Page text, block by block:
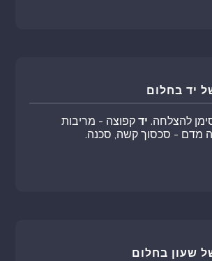
יד בחלום
להצלחה. יד קפוצה - מריבות
מדם - סכסוך קשה, סכנה.
שעון בחלום